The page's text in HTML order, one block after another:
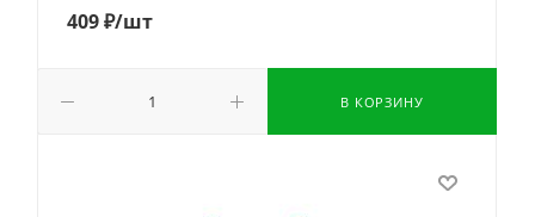
409₽/шт
В КОРЗИНУ